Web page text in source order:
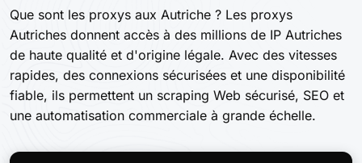
Que sont les proxys aux Autriche ? Les proxys
Autriches donnent accès à des millions de IP Autriches
de haute qualité et d'origine légale. Avec des vitesses
rapides, des connexions sécurisées et une disponibilité
fiable, ils permettent un scraping Web sécurisé, SEO et
une automatisation commerciale à grande échelle.